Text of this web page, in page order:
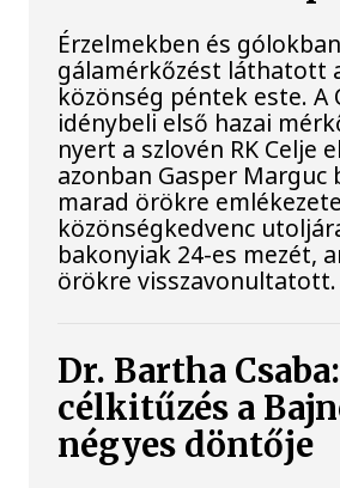
Érzelmekben és
gálamérkőzést láthatott
közönség péntek este. A
idénybeli első hazai
nyert a szlovén RK Celje
azonban Gasper Marguc
marad örökre
közönségkedvenc
bakonyiak 24-es mezét,
örökre visszavonultatott.
Dr. Bartha
célkitűzés a
négyes döntője